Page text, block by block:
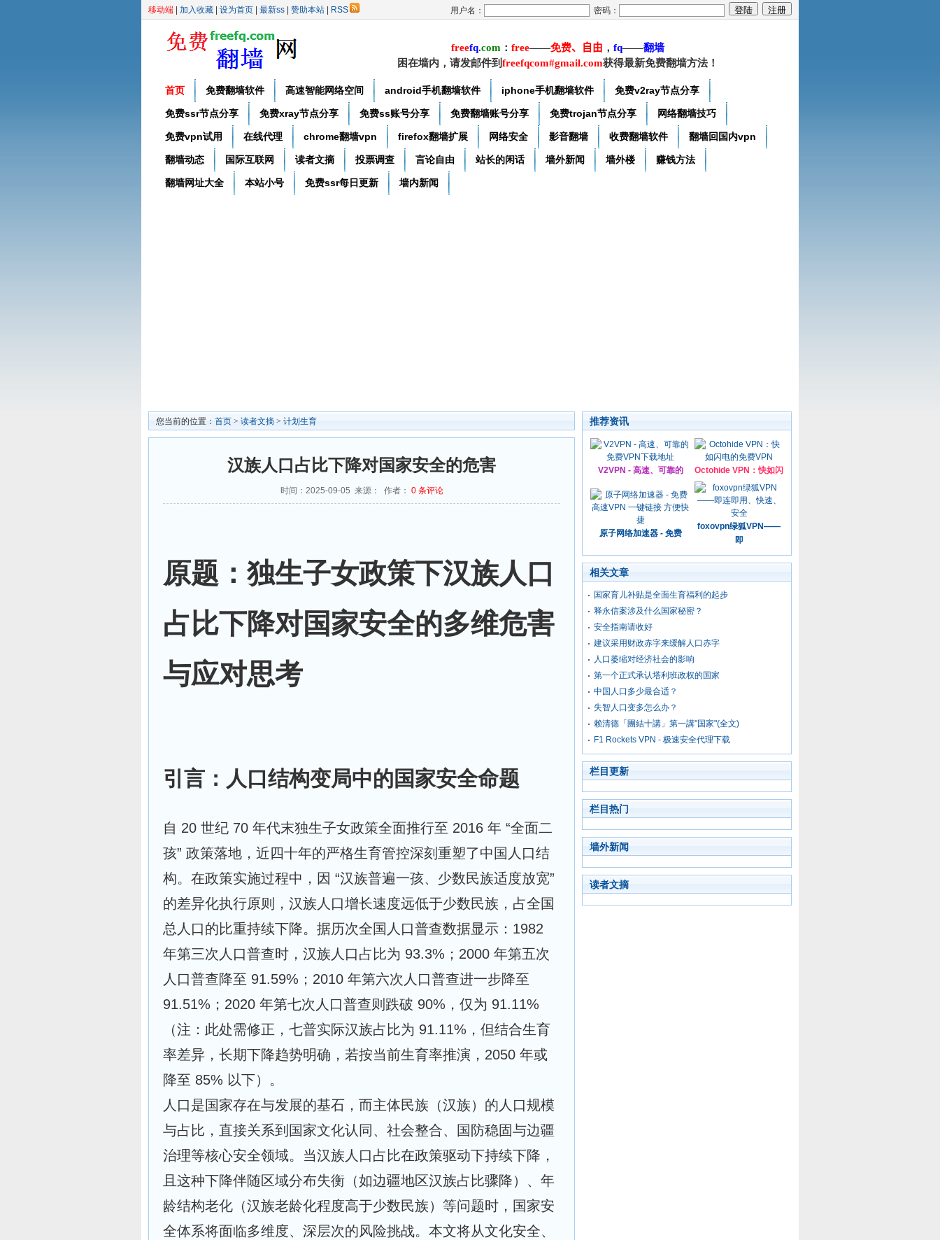
移动端 加入收藏 设为首页 最新ss 赞助本站 RSS 用户名： 密码：
freefq.com ： free——免费、自由 ， fq——翻墙
困在墙内，请发邮件到freefqcom#gmail.com获得最新免费翻墙方法！
首页 免费翻墙软件 高速智能网络空间 android手机翻墙软件 iphone手机翻墙软件 免费v2ray节点分享
免费ssr节点分享 免费xray节点分享 免费ss账号分享 免费翻墙账号分享 免费trojan节点分享 网络翻墙技巧
免费vpn试用 在线代理 chrome翻墙vpn firefox翻墙扩展 网络安全 影音翻墙 收费翻墙软件 翻墙回国内vpn
翻墙动态 国际互联网 读者文摘 投票调查 言论自由 站长的闲话 墙外新闻 墙外楼 赚钱方法
翻墙网址大全 本站小号 免费ssr每日更新 墙内新闻
您当前的位置： 首页 > 读者文摘 > 计划生育
汉族人口占比下降对国家安全的危害
时间：2025-09-05 来源： 作者： 0 条评论
原题：独生子女政策下汉族人口
占比下降对国家安全的多维危害
与应对思考
引言：人口结构变局中的国家安全命题
自 20 世纪 70 年代末独生子女政策全面推行至 2016 年 “全面二
孩” 政策落地，近四十年的严格生育管控深刻重塑了中国人口结
构。在政策实施过程中，因 “汉族普遍一孩、少数民族适度放宽”
的差异化执行原则，汉族人口增长速度远低于少数民族，占全国
总人口的比重持续下降。据历次全国人口普查数据显示：1982
年第三次人口普查时，汉族人口占比为 93.3%；2000 年第五次
人口普查降至 91.59%；2010 年第六次人口普查进一步降至
91.51%；2020 年第七次人口普查则跌破 90%，仅为 91.11%
（注：此处需修正，七普实际汉族占比为 91.11%，但结合生育
率差异，长期下降趋势明确，若按当前生育率推演，2050 年或
降至 85% 以下）。
人口是国家存在与发展的基石，而主体民族（汉族）的人口规模
与占比，直接关系到国家文化认同、社会整合、国防稳固与边疆
治理等核心安全领域。当汉族人口占比在政策驱动下持续下降，
且这种下降伴随区域分布失衡（如边疆地区汉族占比骤降）、年
龄结构老化（汉族老龄化程度高于少数民族）等问题时，国家安
全体系将面临多维度、深层次的风险挑战。本文将从文化安全、
推荐资讯
V2VPN - 高速、可靠的 Octohide VPN：快如闪
原子网络加速器 - 免费
foxovpn绿狐VPN——
即
相关文章
国家育儿补贴是全面生育福利的起步
释永信案涉及什么国家秘密？
安全指南请收好
建议采用财政赤字来缓解人口赤字
人口萎缩对经济社会的影响
第一个正式承认塔利班政权的国家
中国人口多少最合适？
失智人口变多怎么办？
赖清德「團結十講」第一講"国家"(全文)
F1 Rockets VPN - 极速安全代理下载
栏目更新
栏目热门
墙外新闻
读者文摘